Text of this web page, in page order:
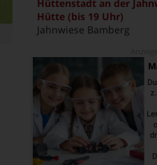
Hüttenstadt an der
Hütte (bis 19 Uhr)
Jahnwiese Bamberg